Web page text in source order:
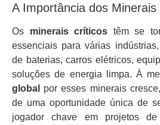
A Importância dos
Os minerais críticos têm se
essenciais para várias
de baterias, carros elétricos,
soluções de energia limpa. À
global
por esses minerais
de uma oportunidade única de
jogador chave em projetos